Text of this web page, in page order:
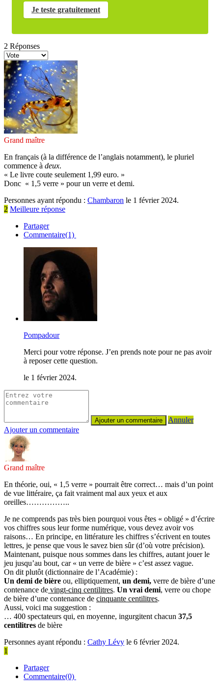
Je teste gratuitement
2 Réponses
Grand maître
En français (à la différence de l’anglais notamment), le pluriel
commence à deux.
« Le livre coute seulement 1,99 euro. »
Donc « 1,5 verre » pour un verre et demi.
Personnes ayant répondu : Chambaron le 1 février 2024.
2 Meilleure réponse
Partager
Commentaire(1)
Pompadour
Merci pour votre réponse. J’en prends note pour ne pas avoir
à reposer cette question.
le 1 février 2024.
Annuler
Ajouter un commentaire
Grand maître
En théorie, oui, « 1,5 verre » pourrait être correct… mais d’un point
de vue littéraire, ça fait vraiment mal aux yeux et aux
oreilles……………..
Je ne comprends pas très bien pourquoi vous êtes « obligé » d’écrire
vos chiffres sous leur forme numérique, vous devez avoir vos
raisons… En principe, en littérature les chiffres s’écrivent en toutes
lettres, je pense que vous le savez bien sûr (d’où votre précision).
Maintenant, puisque nous sommes dans les chiffres, autant jouer le
jeu jusqu’au bout, car « un verre de bière » c’est assez vague.
On dit plutôt (dictionnaire de l’Académie) :
Un demi de bière ou, elliptiquement, un demi, verre de bière d’une
contenance de vingt-cinq centilitres. Un vrai demi, verre ou chope
de bière d’une contenance de cinquante centilitres.
Aussi, voici ma suggestion :
… 400 spectateurs qui, en moyenne, ingurgitent chacun 37,5
centilitres de bière
Personnes ayant répondu : Cathy Lévy le 6 février 2024.
1
Partager
Commentaire(0)